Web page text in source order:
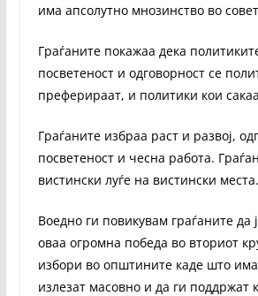
има апсолутно мнозинство во
Граѓаните покажаа дека
посветеност и одговорност се
преферираат, и политики кои
Граѓаните избраа раст и развој,
посветеност и чесна работа.
вистински луѓе на вистински места.
Воедно ги повикувам граѓаните да
оваа огромна победа во вториот
избори во општините каде што
излезат масовно и да ги поддржат